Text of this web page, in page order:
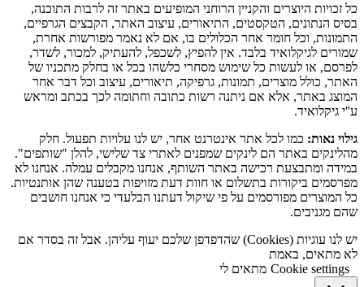
כל זכויות היוצרים והקניין הרוחני המופיעים באתר זה לרבות התוכנה,
בסיס הנתונים, הטקסטים, התיאורים, עיצוב האתר, הקבצים הגרפיים,
התמונות, וכל חומר אחר הכלולים בו, אם לא נאמר מפורשות אחרת,
שמורים לגיקלואיד בלבד. אין להפיץ, לשכפל, להעתיק, למכור, לשדר,
לפרסם, או לעשות כל שימוש מסחרי כלשהו בכל או בחלק מתכניו של
האתר, כולל מוצרים, תמונות, גרפיקה, תיאורים, עיצוב וכל דבר אחר
המוצג באתר, אלא אם ניתנה רשות כתובה וחתומה לכך בכתב ומראש
ע''י גיקלואיד.
גילוי נאות: כמו לכל אתר אינטרנט אחר, יש לנו עלויות תפעול. חלק
מהלינקים באתר הם לינקים שמפנים לאתרי צד שלישי, להלן "שותפים".
במידה ומתבצעת רכישה באתר השותף, אנחנו מקבלים עמלה. אנחנו לא
מפרסמים ביקורות בתשלום או חוות דעת מזויפות בטענה שהן אותנטיות.
כל המוצרים מפורסמים על פי שיקול דעתנו הבלעדי כי אנחנו חושבים
שהם מגניבים.
יש לנו עוגיות (Cookies) שהדפדפן שלכם יעוף עליהן. אבל זה בסדר אם
לא מתאים, באמת
Cookie settings מתאים לי